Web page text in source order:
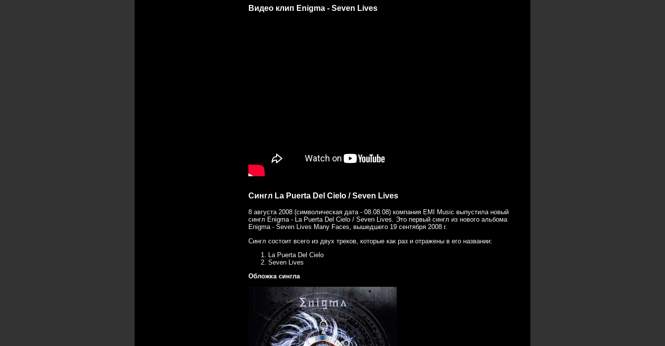
Видео клип Enigma - Seven Lives
Сингл La Puerta Del Cielo / Seven Lives
8 августа 2008 (символическая дата - 08.08.08) компания EMI Music выпустила новый
сингл Enigma - La Puerta Del Cielo / Seven Lives. Это первый сингл из нового альбома
Enigma - Seven Lives Many Faces, вышедшего 19 сентября 2008 г.
Сингл состоит всего из двух треков, которые как раз и отражены в его названии:
La Puerta Del Cielo
Seven Lives
Обложка сингла